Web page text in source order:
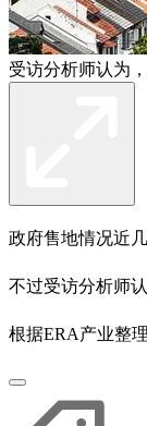
受访分析师认为
政府售地情况近
不过受访分析师
根据ERA产业整